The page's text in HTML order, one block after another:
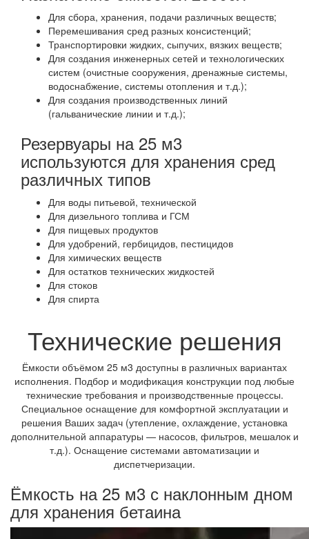
Для сбора, хранения, подачи различных веществ;
Перемешивания сред разных консистенций;
Транспортировки жидких, сыпучих, вязких веществ;
Для создания инженерных сетей и технологических
систем (очистные сооружения, дренажные системы,
водоснабжение, системы отопления и т.д.);
Для создания производственных линий
(гальванические линии и т.д.);
Резервуары на 25 м3
используются для хранения сред
различных типов
Для воды питьевой, технической
Для дизельного топлива и ГСМ
Для пищевых продуктов
Для удобрений, гербицидов, пестицидов
Для химических веществ
Для остатков технических жидкостей
Для стоков
Для спирта
Технические решения
Ёмкости объёмом 25 м3 доступны в различных вариантах
исполнения. Подбор и модификация конструкции под любые
технические требования и производственные процессы.
Специальное оснащение для комфортной эксплуатации и
решения Ваших задач (утепление, охлаждение, установка
дополнительной аппаратуры — насосов, фильтров, мешалок и
т.д.). Оснащение системами автоматизации и
диспетчеризации.
Ёмкость на 25 м3 с наклонным дном
для хранения бетаина